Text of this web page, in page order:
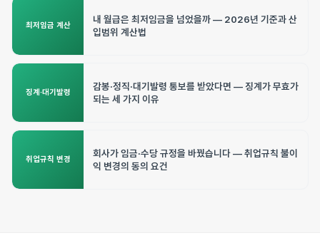
최저임금 계산
내 월급은 최저임금을 넘었을까 — 2026년 기준과 산
입범위 계산법
징계·대기발령
감봉·정직·대기발령 통보를 받았다면 — 징계가 무효가
되는 세 가지 이유
취업규칙 변경
회사가 임금·수당 규정을 바꿨습니다 — 취업규칙 불이
익 변경의 동의 요건